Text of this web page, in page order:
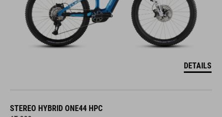
DETAILS
STEREO HYBRID ONE44 HPC